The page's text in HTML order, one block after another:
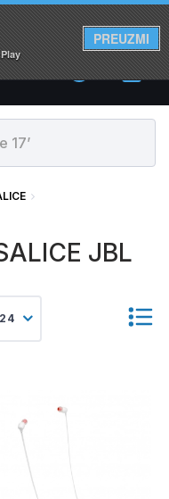
PREUZMI
Slanje istog dana!
0
JBL
24